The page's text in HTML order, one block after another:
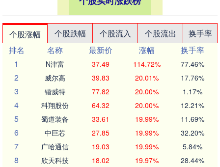
个股涨幅 个股跌幅 个股流入 个股流出
换手率
排名
名称 最新价 涨幅
换手率
1
N津富 37.49 114.72% 77.46%
2 威尔高 39.83 20.01% 17.76%
3 锴威特 77.82 20.00% 1.17%
4 科翔股份 64.32 20.00% 12.21%
5 蜀道装备 33.61 19.99% 11.69%
6 中巨芯 27.85 19.99% 32.20%
7 广哈通信 19.03 19.99% 5.84%
8 欣天科技 18.02 19.97% 28.44%